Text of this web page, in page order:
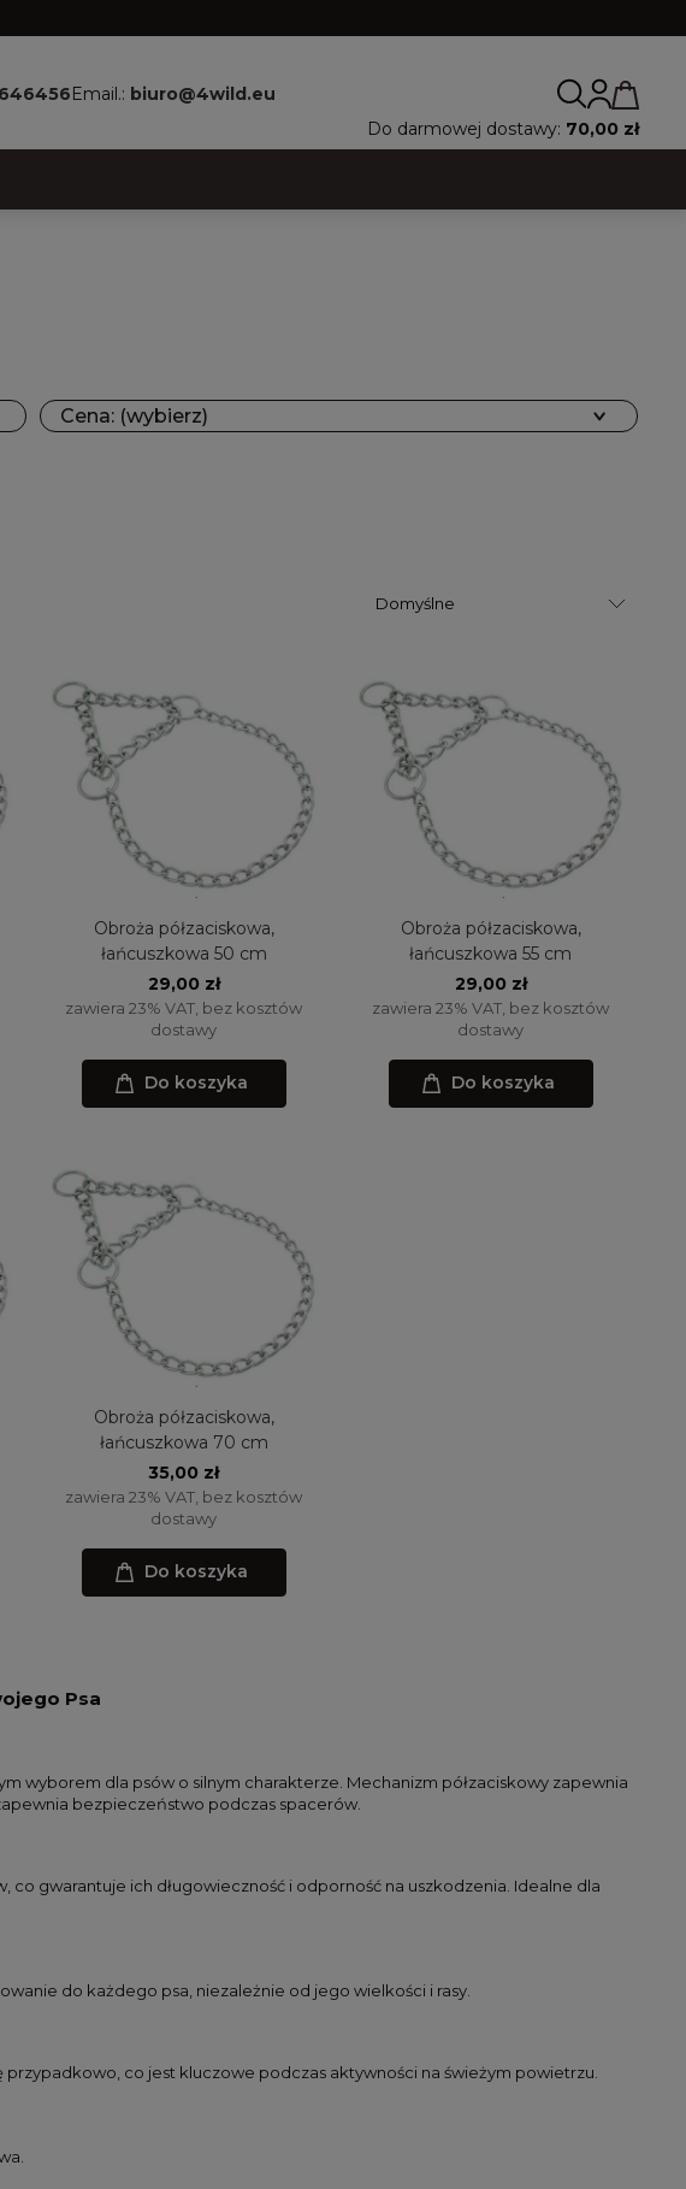
Email.: biuro@4wild.eu
Do darmowej dostawy: 70,00 zł
Cena: (wybierz)
Obroża półzaciskowa,
łańcuszkowa 50 cm
29,00 zł
zawiera 23% VAT, bez kosztów
dostawy
Do koszyka
Obroża półzaciskowa,
łańcuszkowa 55 cm
29,00 zł
zawiera 23% VAT, bez kosztów
dostawy
Do koszyka
Obroża półzaciskowa,
łańcuszkowa 70 cm
35,00 zł
zawiera 23% VAT, bez kosztów
dostawy
Do koszyka
Psa
wyborem dla psów o silnym charakterze. Mechanizm półzaciskowy zapewnia
bezpieczeństwo podczas spacerów.
co gwarantuje ich długowieczność i odporność na uszkodzenia. Idealne dla
do każdego psa, niezależnie od jego wielkości i rasy.
przypadkowo, co jest kluczowe podczas aktywności na świeżym powietrzu.